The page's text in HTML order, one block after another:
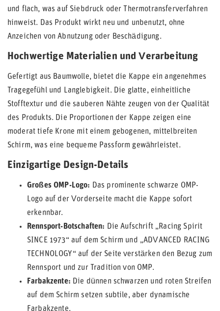
und flach, was auf Siebdruck oder Thermotransferverfahren
hinweist. Das Produkt wirkt neu und unbenutzt, ohne
Anzeichen von Abnutzung oder Beschädigung.
Hochwertige Materialien und Verarbeitung
Gefertigt aus Baumwolle, bietet die Kappe ein angenehmes
Tragegefühl und Langlebigkeit. Die glatte, einheitliche
Stofftextur und die sauberen Nähte zeugen von der Qualität
des Produkts. Die Proportionen der Kappe zeigen eine
moderat tiefe Krone mit einem gebogenen, mittelbreiten
Schirm, was eine bequeme Passform gewährleistet.
Einzigartige Design-Details
Großes OMP-Logo: Das prominente schwarze OMP-
Logo auf der Vorderseite macht die Kappe sofort
erkennbar.
Rennsport-Botschaften: Die Aufschrift „Racing Spirit
SINCE 1973“ auf dem Schirm und „ADVANCED RACING
TECHNOLOGY“ auf der Seite verstärken den Bezug zum
Rennsport und zur Tradition von OMP.
Farbakzente: Die dünnen schwarzen und roten Streifen
auf dem Schirm setzen subtile, aber dynamische
Farbakzente.